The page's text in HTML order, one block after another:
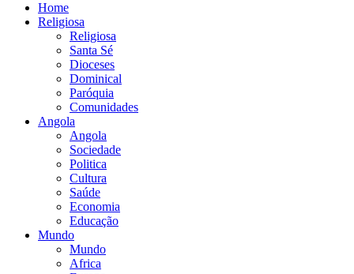
Home
Religiosa
Religiosa
Santa Sé
Dioceses
Dominical
Paróquia
Comunidades
Angola
Angola
Sociedade
Politica
Cultura
Saúde
Economia
Educação
Mundo
Mundo
Africa